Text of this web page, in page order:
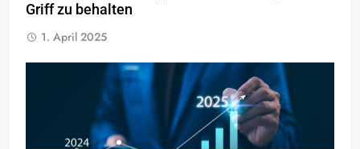
Griff zu behalten
1. April 2025